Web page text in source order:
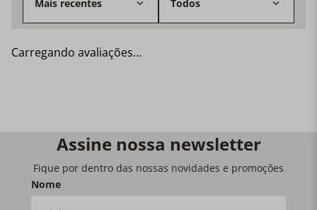
Faça login para escrever uma avaliação.
Mais recentes
Assine nossa newsletter